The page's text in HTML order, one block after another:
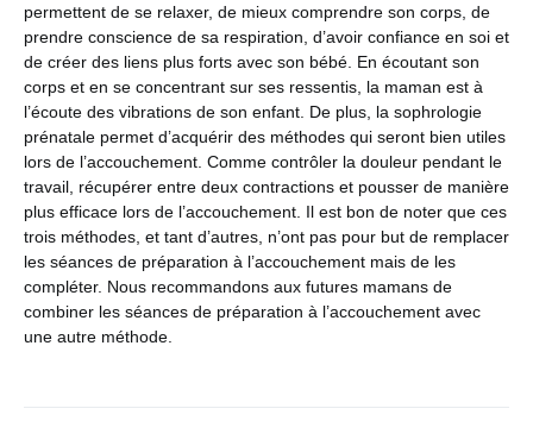
permettent de se relaxer, de mieux comprendre son corps, de
prendre conscience de sa respiration, d’avoir confiance en soi et
de créer des liens plus forts avec son bébé. En écoutant son
corps et en se concentrant sur ses ressentis, la maman est à
l’écoute des vibrations de son enfant. De plus, la sophrologie
prénatale permet d’acquérir des méthodes qui seront bien utiles
lors de l’accouchement. Comme contrôler la douleur pendant le
travail, récupérer entre deux contractions et pousser de manière
plus efficace lors de l’accouchement. Il est bon de noter que ces
trois méthodes, et tant d’autres, n’ont pas pour but de remplacer
les séances de préparation à l’accouchement mais de les
compléter. Nous recommandons aux futures mamans de
combiner les séances de préparation à l’accouchement avec
une autre méthode.